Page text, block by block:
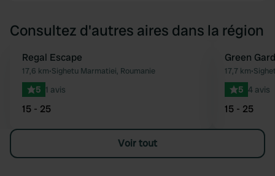
Consultez d'autres aires dans la région
Préféré
Regal Escape
17,6 km•Sighetu Marmatiei, Roumanie
5 1 avis
15 - 25
Green
17,7 km•
5 4 avis
15 - 25
Voir tout